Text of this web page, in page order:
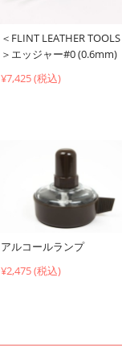
＜FLINT LEATHER TOOLS
＞エッジャー#0 (0.6mm)
¥7,425 (税込)
アルコールランプ
¥2,475 (税込)